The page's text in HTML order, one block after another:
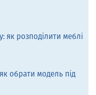
як розподілити меблі
обрати модель під